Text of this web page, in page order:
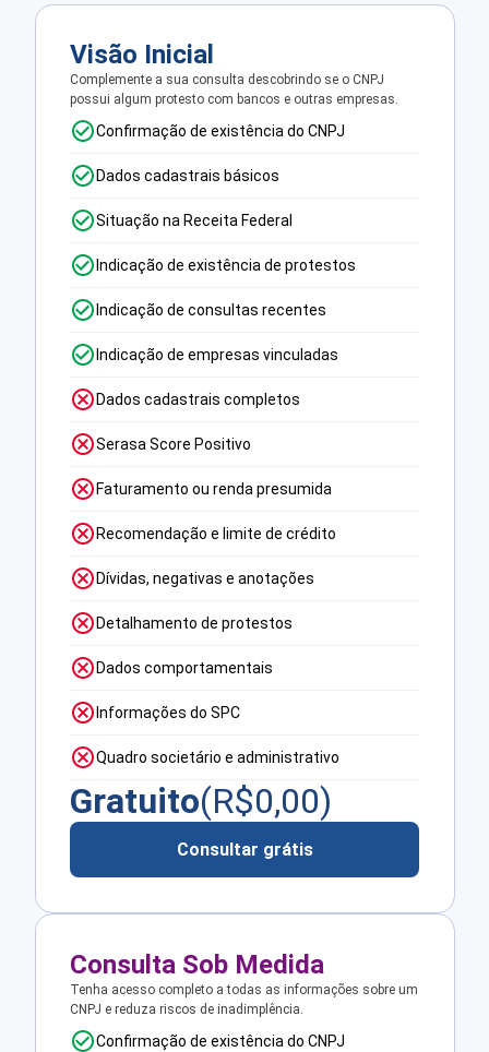
Visão Inicial
Complemente a sua consulta descobrindo se o CNPJ
possui algum protesto com bancos e outras empresas.
Confirmação de existência do CNPJ
Dados cadastrais básicos
Situação na Receita Federal
Indicação de existência de protestos
Indicação de consultas recentes
Indicação de empresas vinculadas
Dados cadastrais completos
Serasa Score Positivo
Faturamento ou renda presumida
Recomendação e limite de crédito
Dívidas, negativas e anotações
Detalhamento de protestos
Dados comportamentais
Informações do SPC
Quadro societário e administrativo
Gratuito(R$0,00)
Consultar grátis
Consulta Sob Medida
Tenha acesso completo a todas as informações sobre um
CNPJ e reduza riscos de inadimplência.
Confirmação de existência do CNPJ